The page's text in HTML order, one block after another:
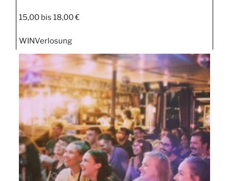
15,00 bis 18,00 €
WINVerlosung